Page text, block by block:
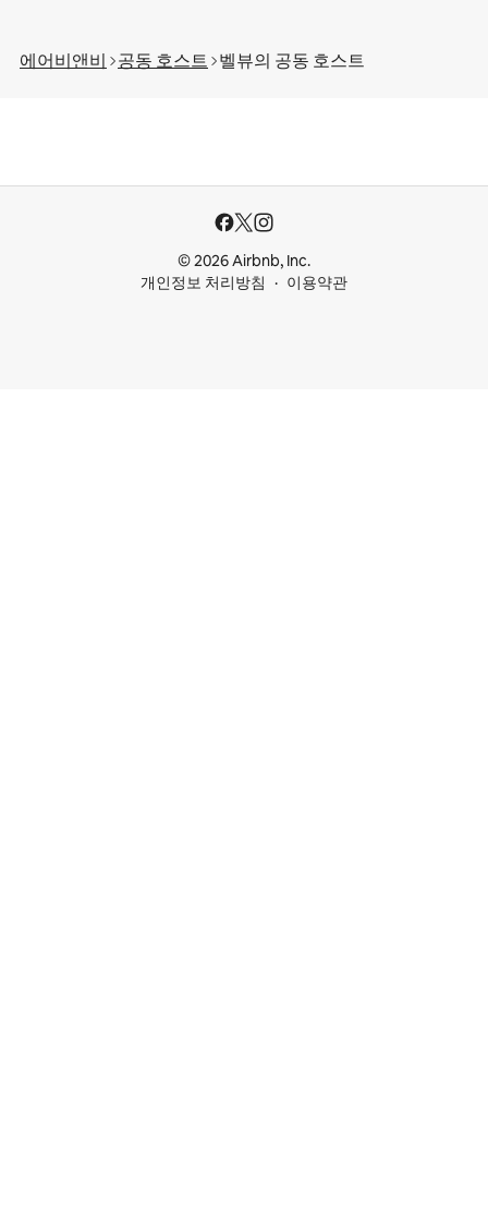
에어비앤비 공동 호스트 벨뷰의 공⁠동 호⁠스⁠트
© 2026 Airbnb, Inc.
개인정보 처리방침
이용약관